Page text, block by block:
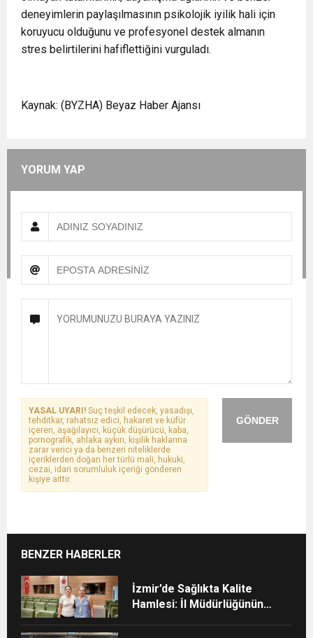
deneyimlerin paylaşılmasının psikolojik iyilik hali için
koruyucu olduğunu ve profesyonel destek almanın
stres belirtilerini hafiflettiğini vurguladı.
Kaynak: (BYZHA) Beyaz Haber Ajansı
YORUM YAP
GÖNDER
YASAL UYARI! Suç teşkil edecek, yasadışı,
tehditkar, rahatsız edici, hakaret ve küfür
içeren, aşağılayıcı, küçük düşürücü, kaba,
pornografik, ahlaka aykırı, kişilik haklarına
zarar verici ya da benzeri niteliklerde
içeriklerden doğan her türlü mali, hukuki,
cezai, idari sorumluluk içeriği gönderen
kişiye aittir.
BENZER HABERLER
İzmir’de Sağlıkta Kalite
Hamlesi: İl Müdürlüğünün